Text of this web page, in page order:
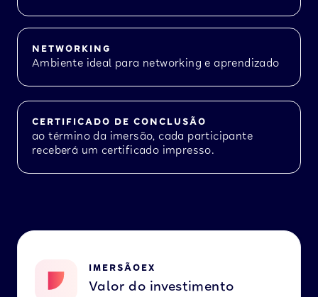
NETWORKING
Ambiente ideal para networking e aprendizado
CERTIFICADO DE CONCLUSÃO
ao término da imersão, cada participante
receberá um certificado impresso.
IMERSÃOEX
Valor do investimento